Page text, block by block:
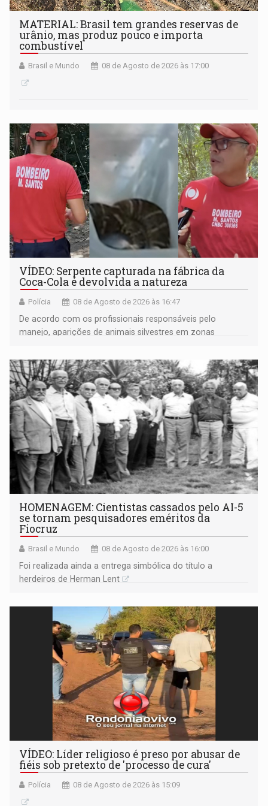
MATERIAL: Brasil tem grandes reservas de
urânio, mas produz pouco e importa
combustível
Brasil e Mundo 08 de Agosto de 2026 às 17:00
VÍDEO: Serpente capturada na fábrica da
Coca-Cola é devolvida a natureza
Polícia 08 de Agosto de 2026 às 16:47
De acordo com os profissionais responsáveis pelo
manejo, aparições de animais silvestres em zonas
HOMENAGEM: Cientistas cassados pelo AI-5
se tornam pesquisadores eméritos da
Fiocruz
Brasil e Mundo 08 de Agosto de 2026 às 16:00
Foi realizada ainda a entrega simbólica do título a
herdeiros de Herman Lent
VÍDEO: Líder religioso é preso por abusar de
fiéis sob pretexto de 'processo de cura'
Polícia 08 de Agosto de 2026 às 15:09